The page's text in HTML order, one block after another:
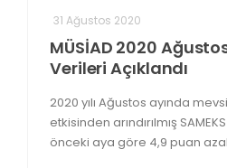
31 Ağustos 2020
MÜSİAD 2020
Verileri Açıklandı
2020 yılı Ağustos ayında
etkisinden arındırılmış
önceki aya göre 4,9 puan